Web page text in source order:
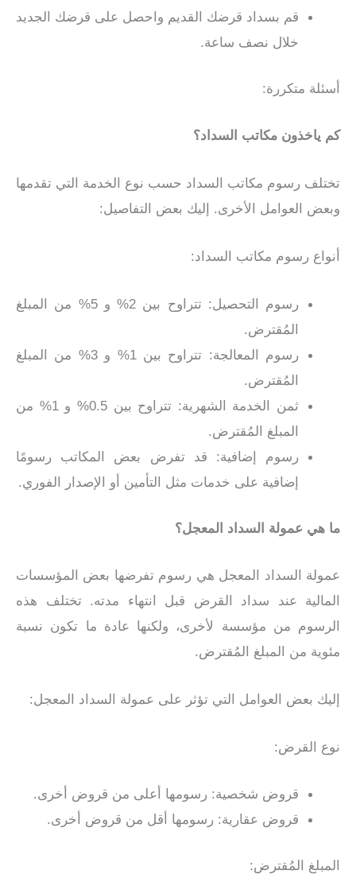
قم بسداد قرضك القديم واحصل على قرضك الجديد
خلال نصف ساعة.
أسئلة متكررة:
كم ياخذون مكاتب السداد؟
تختلف رسوم مكاتب السداد حسب نوع الخدمة التي تقدمها
وبعض العوامل الأخرى. إليك بعض التفاصيل:
أنواع رسوم مكاتب السداد:
رسوم التحصيل: تتراوح بين 2% و 5% من المبلغ
المُقترض.
رسوم المعالجة: تتراوح بين 1% و 3% من المبلغ
المُقترض.
ثمن الخدمة الشهرية: تتراوح بين 0.5% و 1% من
المبلغ المُقترض.
رسوم إضافية: قد تفرض بعض المكاتب رسومًا
إضافية على خدمات مثل التأمين أو الإصدار الفوري.
ما هي عمولة السداد المعجل؟
عمولة السداد المعجل هي رسوم تفرضها بعض المؤسسات
المالية عند سداد القرض قبل انتهاء مدته. تختلف هذه
الرسوم من مؤسسة لأخرى، ولكنها عادة ما تكون نسبة
مئوية من المبلغ المُقترض.
إليك بعض العوامل التي تؤثر على عمولة السداد المعجل:
نوع القرض:
قروض شخصية: رسومها أعلى من قروض أخرى.
قروض عقارية: رسومها أقل من قروض أخرى.
المبلغ المُقترض: